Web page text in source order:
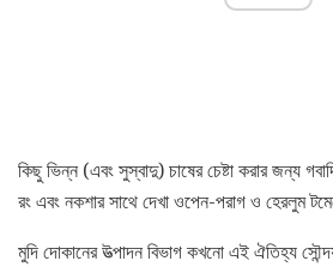
কিছু ভিন্ন (এবং সুস্বাদু) চাষের চেষ্টা করার জন্য
রং এবং নকশার সাথে দেখা ওপেন-পরাগ ও হেরলুম
মুদি দোকানের উত্পাদন বিভাগ কখনো এই ঐতিহ্য